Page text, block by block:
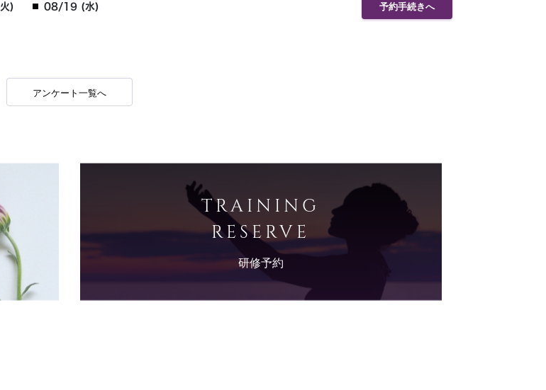
) 08/19 (水) 予約手続きへ
アンケート一覧へ
TRAINING
RESERVE
研修予約